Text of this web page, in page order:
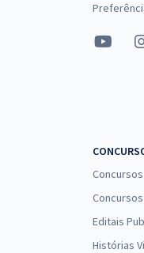
Editais
Histórias